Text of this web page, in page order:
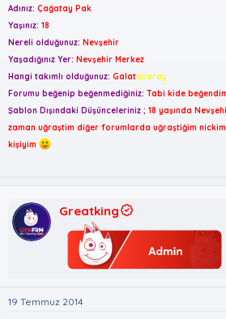
t
a
n
i
h
i
Adınız: Çağatay Pak
Yaşınız: 18
Nereli olduğunuz: Nevşehir
Yaşadığınız Yer: Nevşehir Merkez
Hangi takımlı olduğunuz: Galatasaray
Forumu beğenip beğenmediğiniz: Tabi kide
Şablon Dışındaki Düşünceleriniz ; 18 yaşında
zaman uğraştim diğer forumlarda uğraştiğim
kişiyim
Greatking
19 Temmuz 2014